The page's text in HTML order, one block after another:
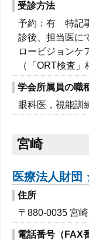
受診方法
予約：有 特記
診後、担当医に
ロービジョンケ
（「ORT検査」
学会所属員の職
眼科医，視能訓
宮崎
医療法人財団
住所
〒880-0035 宮
電話番号（FAX